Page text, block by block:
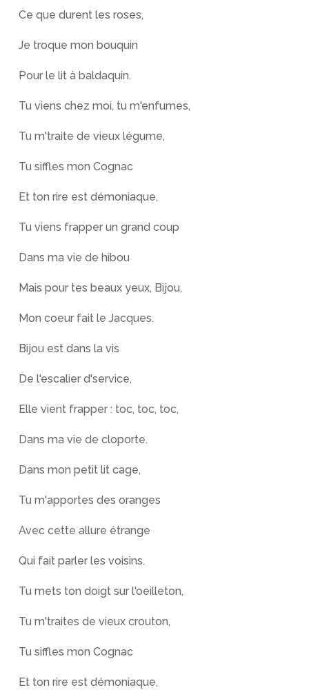
Ce que durent les roses,
Je troque mon bouquin
Pour le lit à baldaquin.
Tu viens chez moi, tu m'enfumes,
Tu m'traite de vieux légume,
Tu siffles mon Cognac
Et ton rire est démoniaque,
Tu viens frapper un grand coup
Dans ma vie de hibou
Mais pour tes beaux yeux, Bijou,
Mon coeur fait le Jacques.
Bijou est dans la vis
De l'escalier d'service,
Elle vient frapper : toc, toc, toc,
Dans ma vie de cloporte.
Dans mon petit lit cage,
Tu m'apportes des oranges
Avec cette allure étrange
Qui fait parler les voisins.
Tu mets ton doigt sur l'oeilleton,
Tu m'traites de vieux crouton,
Tu siffles mon Cognac
Et ton rire est démoniaque,